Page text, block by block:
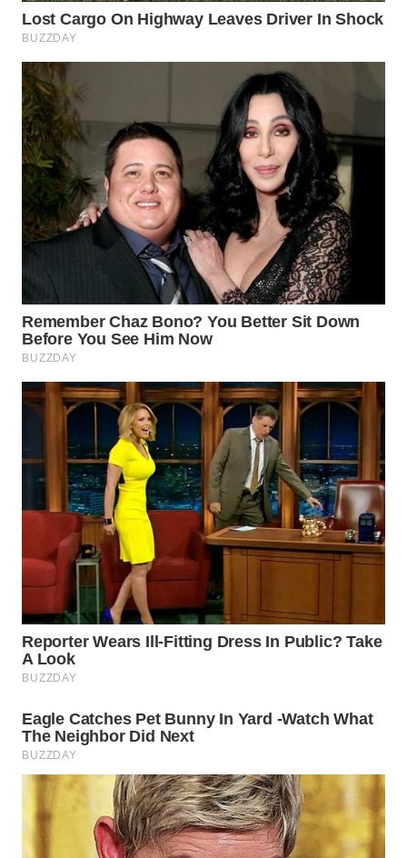
CIREBON
WN
INDRAMAYU
WN
KUNINGAN
WN
MAJALENGKA
SUBANG
WN
SUKABUMI
WN
WN
PRIANGAN
TIMUR
WN
SEMARANG
SOLO
BOROBUDUR
MADURA